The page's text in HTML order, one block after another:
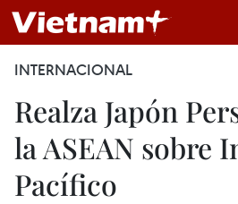
INTERNACIONAL
Realza Japón
la ASEAN sobre
Pacífico